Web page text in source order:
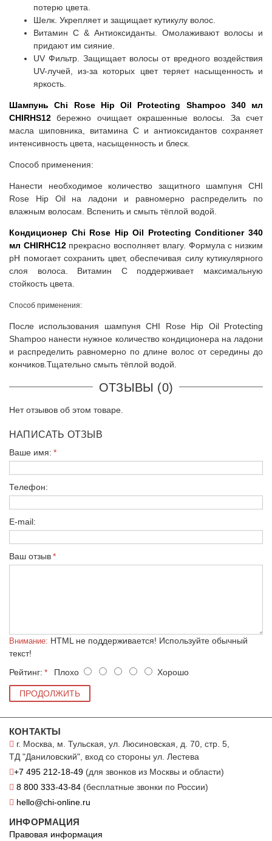
потерю цвета.
Шелк. Укрепляет и защищает кутикулу волос.
Витамин C & Антиоксиданты. Омолаживают волосы и
придают им сияние.
UV Фильтр. Защищает волосы от вредного воздействия
UV-лучей, из-за которых цвет теряет насыщенность и
яркость.
Шампунь Chi Rose Hip Oil Protecting Shampoo 340 мл
CHIRHS12 бережно очищает окрашенные волосы. За счет
масла шиповника, витамина С и антиоксидантов сохраняет
интенсивность цвета, насыщенность и блеск.
Способ применения:
Нанести необходимое количество защитного шампуня CHI
Rose Hip Oil на ладони и равномерно распределить по
влажным волосам. Вспенить и смыть тёплой водой.
Кондиционер Chi Rose Hip Oil Protecting Conditioner 340
мл CHIRHC12прекрасно восполняет влагу. Формула с низким
pH помогает сохранить цвет, обеспечивая силу кутикулярного
слоя волоса. Витамин С поддерживает максимальную
стойкость цвета.
Способ применения:
После использования шампуня CHI Rose Hip Oil Protecting
Shampoo нанести нужное количество кондиционера на ладони
и распределить равномерно по длине волос от середины до
кончиков.Тщательно смыть тёплой водой.
ОТЗЫВЫ (0)
Нет отзывов об этом товаре.
НАПИСАТЬ ОТЗЫВ
Ваше имя:
Телефон:
E-mail:
Ваш отзыв
Внимание: HTML не поддерживается! Используйте обычный
текст!
Рейтинг:
Плохо Хорошо
ПРОДОЛЖИТЬ
КОНТАКТЫ
г. Москва, м. Тульская, ул. Люсиновская, д. 70, стр. 5,
ТД "Даниловский", вход со стороны ул. Лестева
+7 495 212-18-49 (для звонков из Москвы и области)
8 800 333-43-84 (бесплатные звонки по России)
hello@chi-online.ru
ИНФОРМАЦИЯ
Правовая информация